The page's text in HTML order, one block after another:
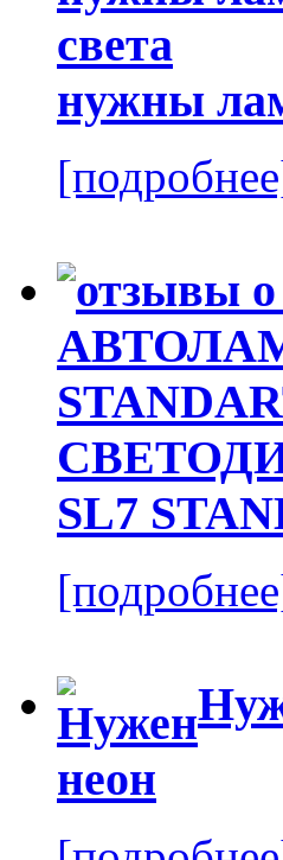
нужны
SL7